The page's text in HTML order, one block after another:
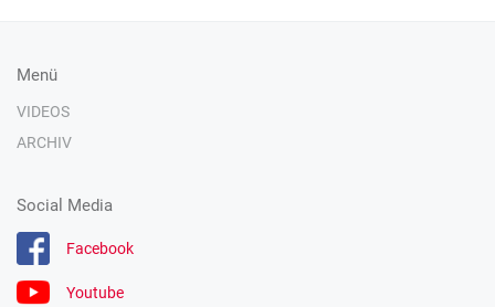
Menü
VIDEOS
ARCHIV
Social Media
Facebook
Youtube